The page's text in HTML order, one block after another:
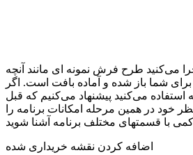
می‌کنید طرح فرش نمونه ای مانند آنچه
شما باز شده و آماده بافت است. اگر
استفاده می‌کنید پیشنهاد می‌کنیم که قبل
خود در همین مرحله امکانات برنامه را
اضافه کردن نقشه خریداری شده